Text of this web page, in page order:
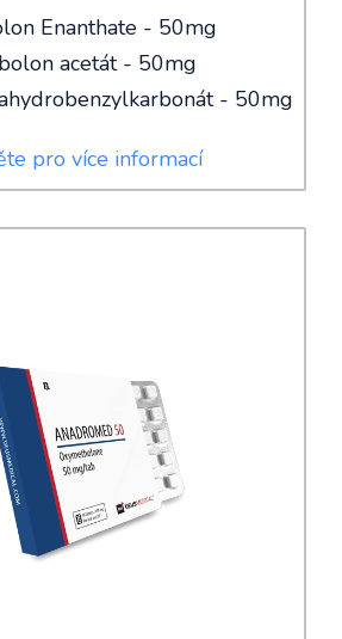
Enanthate - 50mg
acetát - 50mg
- 50mg
pro více informací